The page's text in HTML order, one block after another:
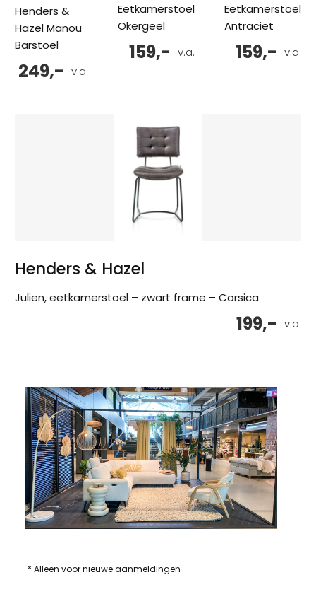
Henders &
Hazel Manou
Barstoel
v.a.
249,-
Eetkamerstoel
Okergeel
v.a.
159,-
Eetkamerstoel
Antraciet
v.a.
159,-
Henders & Hazel
Julien, eetkamerstoel – zwart frame – Corsica
v.a.
199,-
* Alleen voor nieuwe aanmeldingen